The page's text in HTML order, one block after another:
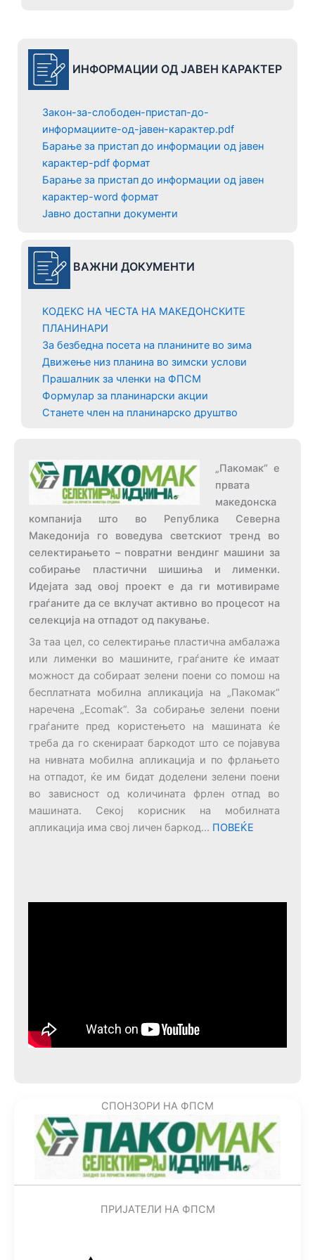
ИНФОРМАЦИИ ОД ЈАВЕН КАРАКТЕР
Закон-за-слободен-пристап-до-
информациите-од-јавен-карактер.pdf
Барање за пристап до информации од јавен
карактер-pdf формат
Барање за пристап до информации од јавен
карактер-word формат
Јавно достапни документи
ВАЖНИ ДОКУМЕНТИ
КОДЕКС НА ЧЕСТА НА МАКЕДОНСКИТЕ
ПЛАНИНАРИ
За безбедна посета на планините во зима
Движење низ планина во зимски услови
Прашалник за членки на ФПСМ
Формулар за планинарски акции
Станете член на планинарско друштво
„Пакомак“ е
првата
македонска
компанија што во Република Северна
Македонија го воведува светскиот тренд во
селектирањето – повратни вендинг машини за
собирање пластични шишиња и лименки.
Идејата зад овој проект е да ги мотивираме
граѓаните да се вклучат активно во процесот на
селекција на отпадот од пакување.
За таа цел, со селектирање пластична амбалажа
или лименки во машините, граѓаните ќе имаат
можност да собираат зелени поени со помош на
бесплатната мобилна апликација на „Пакомак“
наречена „Ecomak“. За собирање зелени поени
граѓаните пред користењето на машината ќе
треба да го скенираат баркодот што се појавува
на нивната мобилна апликација и по фрлањето
на отпадот, ќе им бидат доделени зелени поени
во зависност од количината фрлен отпад во
машината. Секој корисник на мобилната
апликација има свој личен баркод... ПОВЕЌЕ
СПОНЗОРИ НА ФПСМ
ПРИЈАТЕЛИ НА ФПСМ